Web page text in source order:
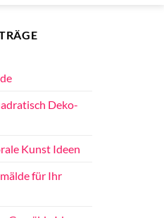
Deko-
Kunst Ideen
für Ihr